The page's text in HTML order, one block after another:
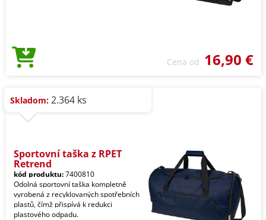
Cena od 16,90 €
Skladom: 2.364 ks
Sportovní taška z RPET
Retrend
kód produktu:7400810
Odolná sportovní taška kompletně
vyrobená z recyklovaných spotřebních
plastů, čímž přispívá k redukci
plastového odpadu.